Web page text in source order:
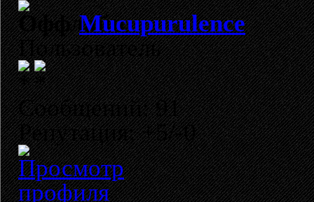
Mucupurulence
Пользователь
Сообщений: 91
Репутация: +5/-0